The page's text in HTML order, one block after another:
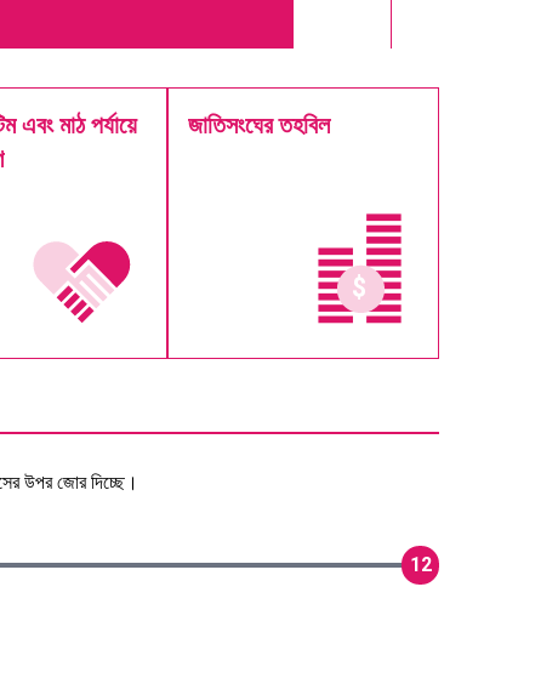
এবং মাঠ পর্যায়ে
জাতিসংঘের তহবিল
উপর জোর দিচ্ছে।
12